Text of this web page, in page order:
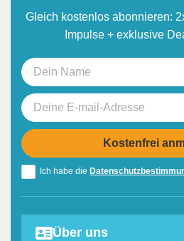
Gleich kostenlos abonnieren:
Impulse + exklusive
Ich habe die
Über uns